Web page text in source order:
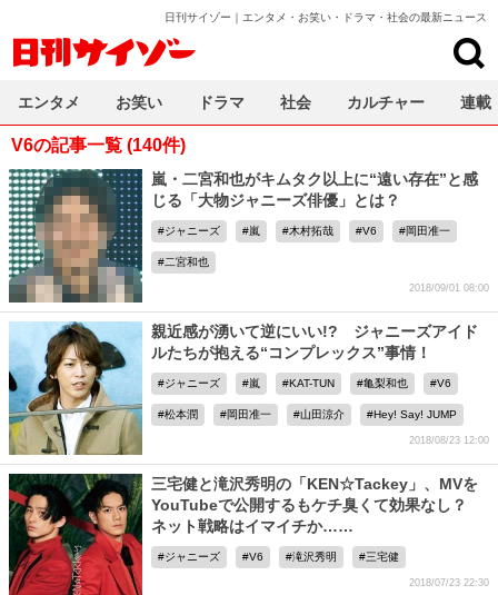
日刊サイゾー｜エンタメ・お笑い・ドラマ・社会の最新ニュース
V6の記事一覧 (140件)
嵐・二宮和也がキムタク以上に“遠い存在”と感
じる「大物ジャニーズ俳優」とは？
ジャニーズ 嵐 木村拓哉 V6 岡田准一
二宮和也
2018/09/01 08:00
親近感が湧いて逆にいい!? ジャニーズアイド
ルたちが抱える“コンプレックス”事情！
ジャニーズ 嵐 KAT-TUN 亀梨和也 V6
松本潤 岡田准一 山田涼介 Hey! Say! JUMP
2018/08/23 12:00
三宅健と滝沢秀明の「KEN☆Tackey」、MVを
YouTubeで公開するもケチ臭くて効果なし？
ネット戦略はイマイチか……
ジャニーズ V6 滝沢秀明 三宅健
2018/07/23 22:30
エンタメ お笑い ドラマ 社会 カルチャー 連載